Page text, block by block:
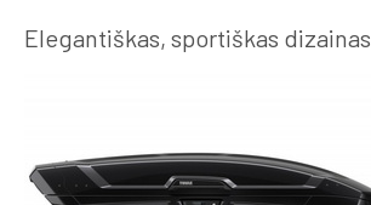
Elegantiškas, sportiškas dizainas